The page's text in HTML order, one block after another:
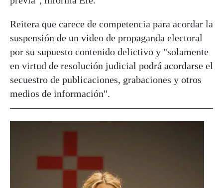
Reitera que carece de competencia para acordar la
suspensión de un video de propaganda electoral
por su supuesto contenido delictivo y "solamente
en virtud de resolución judicial podrá acordarse el
secuestro de publicaciones, grabaciones y otros
medios de información".